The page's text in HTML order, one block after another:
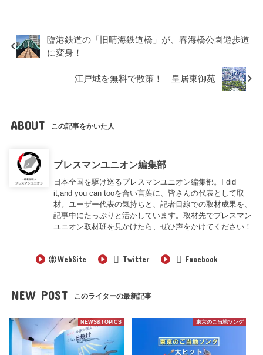
臨港鉄道の「旧晴海鉄道橋」が、春海橋公園遊歩道
に変身！
江戸城を無料で散策！ 皇居東御苑
ABOUT この記事をかいた人
プレスマンユニオン編集部
日本全国を駆け巡るプレスマンユニオン編集部。I did
it,and you can tooを合い言葉に、皆さんの代表として取
材。ユーザー代表の気持ちと、記者目線での取材成果を、
記事中にたっぷりと活かしています。取材先でプレスマン
ユニオン取材班を見かけたら、ぜひ声をかけてください！
WebSite Twitter Facebook
NEW POST このライターの最新記事
NEWS&TOPICS 東京のご当地ソング